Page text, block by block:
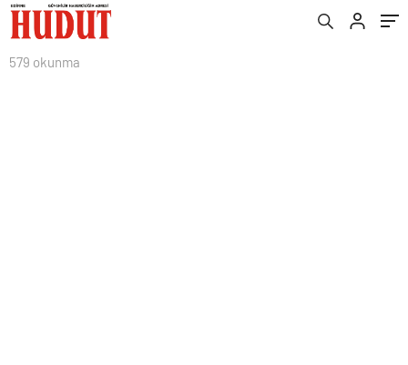
579 okunma